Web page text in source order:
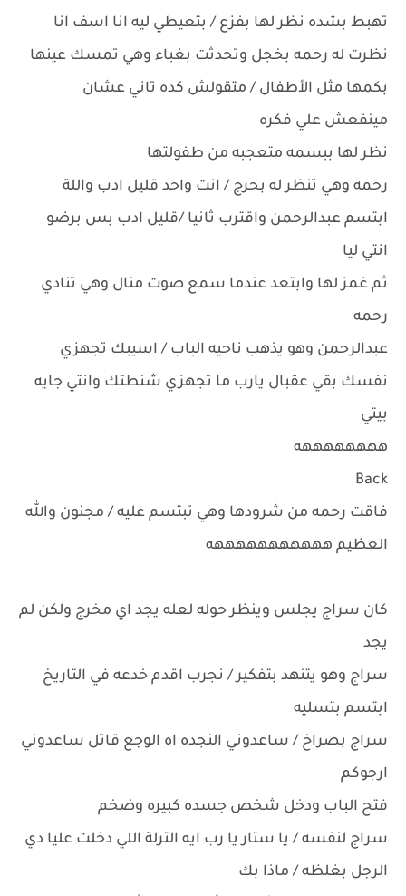
تهبط بشده نظر لها بفزع / بتعيطي ليه انا اسف انا
نظرت له رحمه بخجل وتحدثت بغباء وهي تمسك عينها
بكمها مثل الأطفال / متقولش كده تاني عشان
مينفعش علي فكره
نظر لها ببسمه متعجبه من طفولتها
رحمه وهي تنظر له بحرج / انت واحد قليل ادب واللة
ابتسم عبدالرحمن واقترب ثانيا /قليل ادب بس برضو
انتي ليا
ثم غمز لها وابتعد عندما سمع صوت منال وهي تنادي
رحمه
عبدالرحمن وهو يذهب ناحيه الباب / اسيبك تجهزي
نفسك بقي عقبال يارب ما تجهزي شنطتك وانتي جايه
بيتي
ههههههههه
Back
فاقت رحمه من شرودها وهي تبتسم عليه / مجنون والله
العظيم هههههههههههه
كان سراج يجلس وينظر حوله لعله يجد اي مخرج ولكن لم
يجد
سراج وهو يتنهد بتفكير / نجرب اقدم خدعه في التاريخ
ابتسم بتسليه
سراج بصراخ / ساعدوني النجده اه الوجع قاتل ساعدوني
ارجوكم
فتح الباب ودخل شخص جسده كبيره وضخم
سراج لنفسه / يا ستار يا رب ايه الترلة اللي دخلت عليا دي
الرجل بغلظه / ماذا بك